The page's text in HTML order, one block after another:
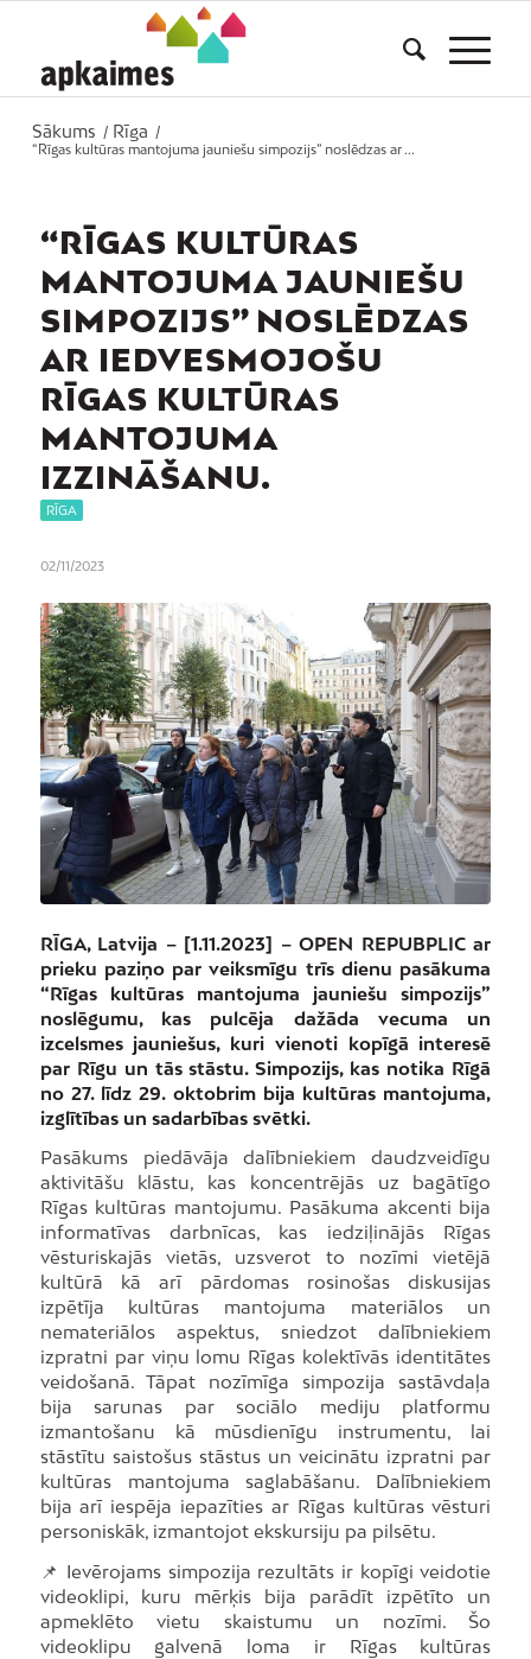
Sākums / Rīga
/
“Rīgas kultūras mantojuma jauniešu simpozijs” noslēdzas ar ...
“RĪGAS KULTŪRAS
MANTOJUMA JAUNIEŠU
SIMPOZIJS” NOSLĒDZAS
AR IEDVESMOJOŠU
RĪGAS KULTŪRAS
MANTOJUMA
IZZINĀŠANU.
RĪGA
02/11/2023
RĪGA, Latvija – [1.11.2023] – OPEN REPUBPLIC ar
prieku paziņo par veiksmīgu trīs dienu pasākuma
“Rīgas kultūras mantojuma jauniešu simpozijs”
noslēgumu, kas pulcēja dažāda vecuma un
izcelsmes jauniešus, kuri vienoti kopīgā interesē
par Rīgu un tās stāstu. Simpozijs, kas notika Rīgā
no 27. līdz 29. oktobrim bija kultūras mantojuma,
izglītības un sadarbības svētki.
Pasākums piedāvāja dalībniekiem daudzveidīgu
aktivitāšu klāstu, kas koncentrējās uz bagātīgo
Rīgas kultūras mantojumu. Pasākuma akcenti bija
informatīvas darbnīcas, kas iedziļinājās Rīgas
vēsturiskajās vietās, uzsverot to nozīmi vietējā
kultūrā kā arī pārdomas rosinošas diskusijas
izpētīja kultūras mantojuma materiālos un
nemateriālos aspektus, sniedzot dalībniekiem
izpratni par viņu lomu Rīgas kolektīvās identitātes
veidošanā. Tāpat nozīmīga simpozija sastāvdaļa
bija sarunas par sociālo mediju platformu
izmantošanu kā mūsdienīgu instrumentu, lai
stāstītu saistošus stāstus un veicinātu izpratni par
kultūras mantojuma saglabāšanu. Dalībniekiem
bija arī iespēja iepazīties ar Rīgas kultūras vēsturi
personiskāk, izmantojot ekskursiju pa pilsētu.
📌 Ievērojams simpozija rezultāts ir kopīgi veidotie
videoklipi, kuru mērķis bija parādīt izpētīto un
apmeklēto vietu skaistumu un nozīmi. Šo
videoklipu galvenā loma ir Rīgas kultūras